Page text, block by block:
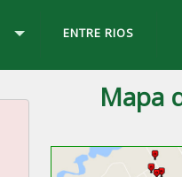
ENTRE RIOS
Mapa